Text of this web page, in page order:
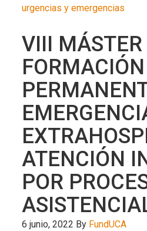
urgencias y emergencias
VIII MÁSTER
FORMACIÓN
ATENCIÓN
POR
6 junio, 2022 By FundUCA